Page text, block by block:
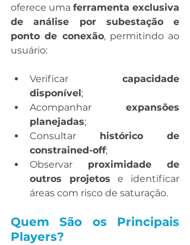
oferece uma ferramenta exclusiva
de análise por subestação e
ponto de conexão, permitindo ao
usuário:
Verificar capacidade
disponível;
Acompanhar expansões
planejadas;
Consultar histórico de
constrained-off;
Observar proximidade de
outros projetos e identificar
áreas com risco de saturação.
Quem São os Principais
Players?